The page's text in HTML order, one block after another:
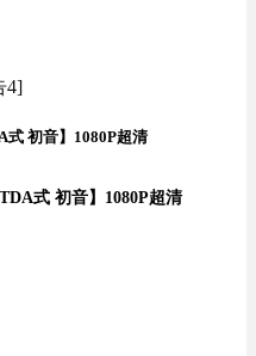
4]
式 初音】1080P超清
式 初音】1080P超清